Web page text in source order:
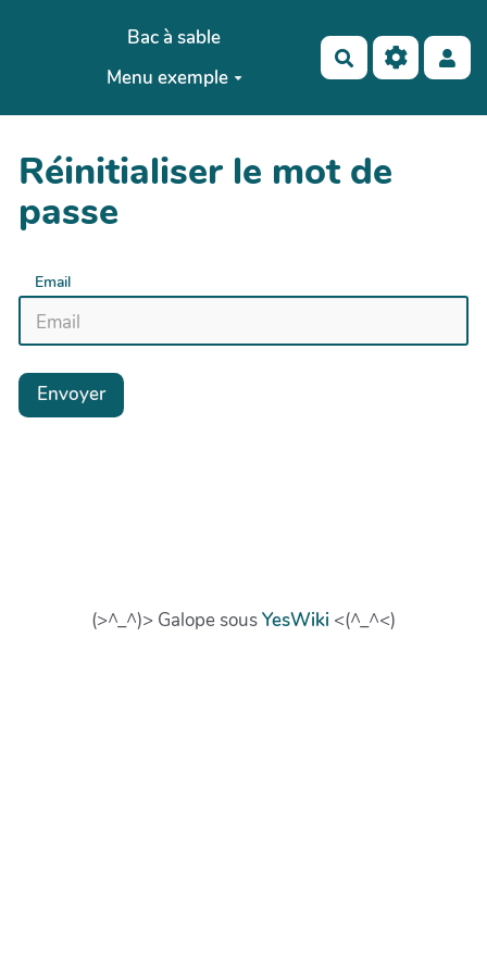
Aller au contenu principal
Bac à sable
Menu exemple
Rechercher
Réinitialiser le mot de
passe
Email
Envoyer
(>^_^)> Galope sousYesWiki <(^_^<)